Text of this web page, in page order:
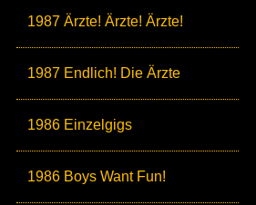
1987 Ärzte! Ärzte! Ärzte!
1987 Endlich! Die Ärzte
1986 Einzelgigs
1986 Boys Want Fun!